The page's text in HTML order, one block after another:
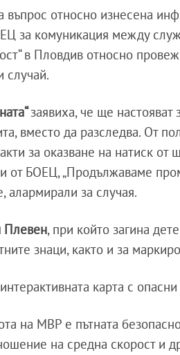
относно изнесена
за комуникация между
в Пловдив относно
случай.
заявиха, че ще настояват
вместо да разследва. От
за оказване на натиск
от БОЕЦ, „Продължаваме
алармирали за случая.
Плевен, при който загина
знаци, както и за
карта с
на МВР е пътната
на средна скорост и